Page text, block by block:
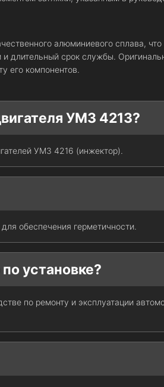
алюминиевого сплава, что
и длительный срок службы.
его компонентов.
УМЗ 4213?
УМЗ 4216 (инжектор).
обеспечения герметичности.
установке?
по ремонту и эксплуатации